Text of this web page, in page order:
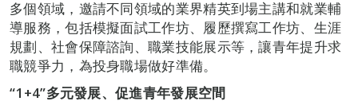
多個領域，邀請不同領域的業界精英到場主講和就業輔
導服務，包括模擬面試工作坊、履歷撰寫工作坊、生涯
規劃、社會保障諮詢、職業技能展示等，讓青年提升求
職競爭力，為投身職場做好準備。
“1+4”多元發展、促進青年發展空間